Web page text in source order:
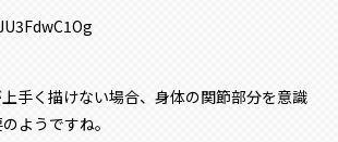
手く描けない場合、身体の関節部分を意識
ようですね。